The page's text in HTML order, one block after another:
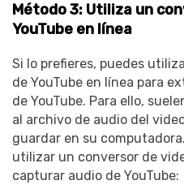
Método 3: Utiliza un
YouTube en línea
Si lo prefieres, puedes
de YouTube en línea para
de YouTube. Para ello,
al archivo de audio del
guardar en su
utilizar un conversor de
capturar audio de YouTube: